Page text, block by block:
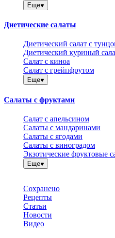
Еще
Диетические салаты
Диетический салат с
Диетический куриный
Салат с киноа
Салат с грейпфрутом
Еще
Салаты с фруктами
Салат с апельсином
Салаты с мандаринами
Салаты с ягодами
Салаты с виноградом
Экзотические фруктовые
Еще
Сохранено
Рецепты
Статьи
Новости
Видео